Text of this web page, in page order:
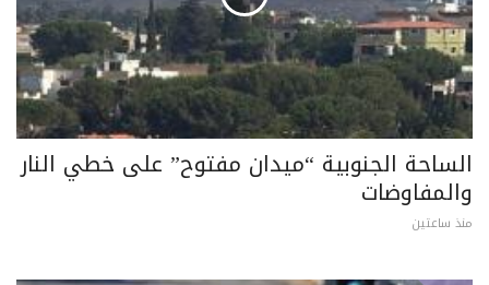
الساحة الجنوبية “ميدان مفتوح” على خطي النار
والمفاوضات
منذ ساعتين